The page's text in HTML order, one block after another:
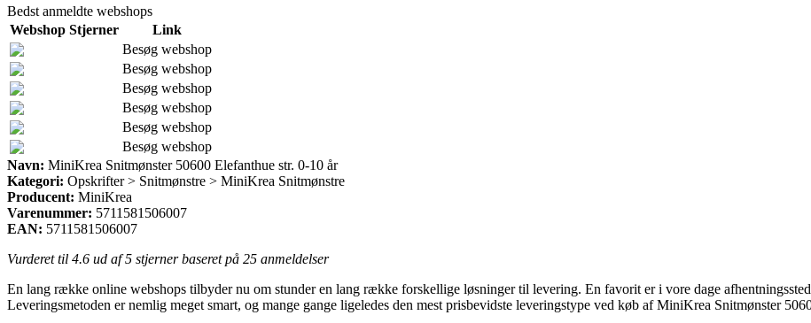
Bedst anmeldte webshops
Webshop Stjerner
Link
Besøg webshop
Besøg webshop
Besøg webshop
Besøg webshop
Besøg webshop
Besøg webshop
Navn: MiniKrea Snitmønster 50600 Elefanthue str. 0-10 år
Kategori: Opskrifter > Snitmønstre > MiniKrea Snitmønstre
Producent: MiniKrea
Varenummer: 5711581506007
EAN: 5711581506007
Vurderet til 4.6 ud af 5 stjerner baseret på 25 anmeldelser
En lang række online webshops tilbyder nu om stunder en lang række forskellige løsninger til levering. En favorit er i vore dage
Leveringsmetoden er nemlig meget smart, og mange gange ligeledes den mest prisbevidste leveringstype ved køb af MiniKrea Snitmønster